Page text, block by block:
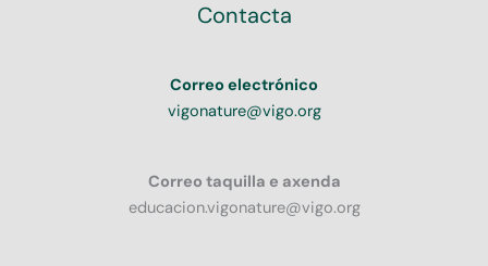
Contacta
Correo electrónico
vigonature@vigo.org
Correo taquilla e axenda
educacion.vigonature@vigo.org